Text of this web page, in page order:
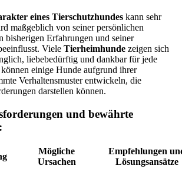
eines Tierschutzhundes kann sehr
maßgeblich von seiner persönlichen
bisherigen Erfahrungen und seiner
Viele Tierheimhunde zeigen sich
liebebedürftig und dankbar für jede
einige Hunde aufgrund ihrer
Verhaltensmuster entwickeln, die
darstellen können.
und bewährte
Mögliche
Ursachen
Empfehlungen
Lösungsansätze